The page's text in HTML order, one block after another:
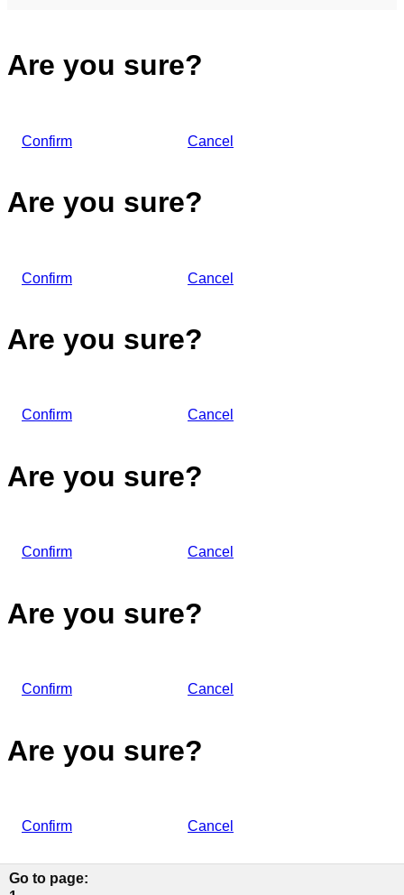
Are you sure?
Confirm Cancel
Are you sure?
Confirm Cancel
Are you sure?
Confirm Cancel
Are you sure?
Confirm Cancel
Are you sure?
Confirm Cancel
Are you sure?
Confirm Cancel
Go to page: